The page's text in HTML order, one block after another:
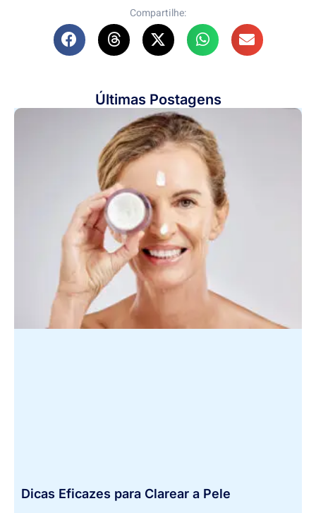
Compartilhe:
Últimas Postagens
Dicas Eficazes para Clarear a Pele